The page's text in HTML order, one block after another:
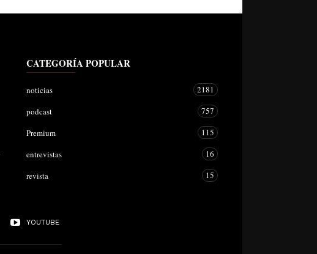
CATEGORÍA POPULAR
noticias
2181
podcast
757
Premium
115
entrevistas
16
revista
15
YOUTUBE